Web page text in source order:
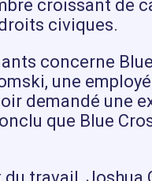
croissant de
civiques.
concerne
une
demandé une
que Blue